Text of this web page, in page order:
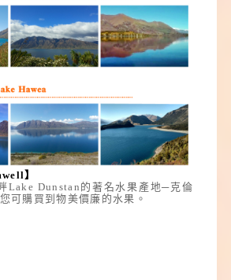
】
Lake Dunstan的著名水果產地─克倫
可購買到物美價廉的水果。